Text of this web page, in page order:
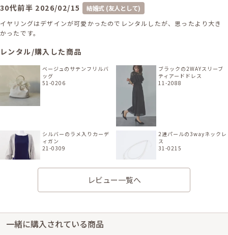
30代前半 2026/02/15
結婚式 (友人として)
イヤリングはデザインが可愛かったのでレンタルしたが、思ったより大き
かったです。
レンタル/購入した商品
ベージュのサテンフリルバ
ッグ
51-0206
ブラックの2WAYスリーブ
ティアードドレス
11-2088
シルバーのラメ入りカーデ
ィガン
21-0309
2連パールの3wayネックレ
ス
31-0215
レビュー一覧へ
一緒に購入されている商品